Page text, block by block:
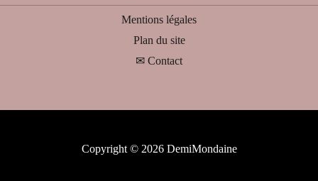
Mentions légales
Plan du site
✉ Contact
Copyright © 2026 DemiMondaine